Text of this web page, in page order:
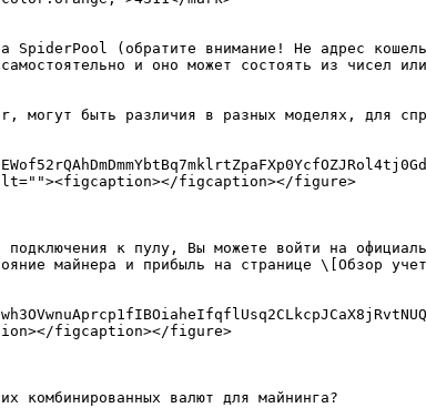
SpiderPool (обратите внимание! Не адрес
и оно может состоять из чисел
могут быть различия в разных моделях, для
alt=""><figcaption></figcaption></figure>
подключения к пулу, Вы можете войти на
майнера и прибыль на странице \[Обзор
figcaption></figure>
комбинированных валют для майнинга?